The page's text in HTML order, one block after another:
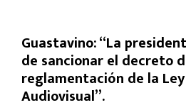
Guastavino: “La
de sancionar el decreto
reglamentación de la
Audiovisual”.